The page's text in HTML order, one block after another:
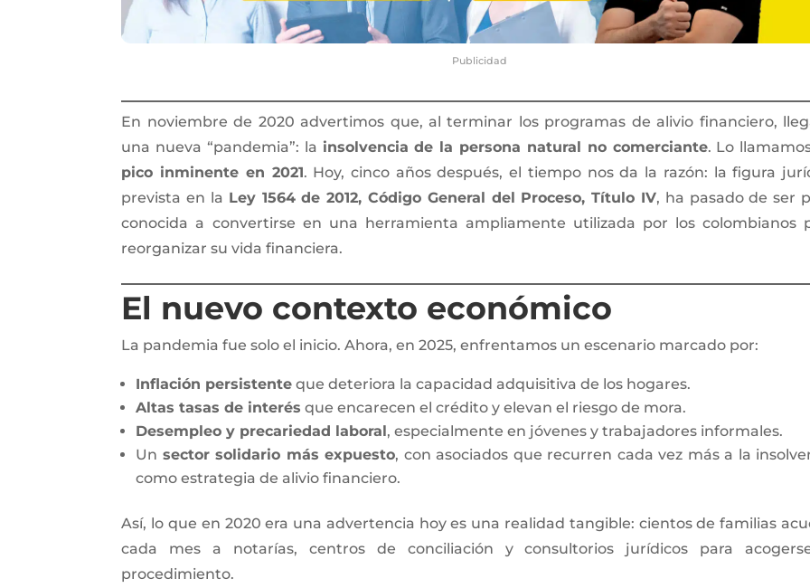
Publicidad
En noviembre de 2020 advertimos que, al terminar los programas de alivio financiero,
una nueva “pandemia”: la insolvencia de la persona natural no comerciante. Lo
pico inminente en 2021. Hoy, cinco años después, el tiempo nos da la razón: la figura
prevista en la Ley 1564 de 2012, Código General del Proceso, Título IV, ha pasado de ser
conocida a convertirse en una herramienta ampliamente utilizada por los colombianos
reorganizar su vida financiera.
El nuevo contexto económico
La pandemia fue solo el inicio. Ahora, en 2025, enfrentamos un escenario marcado por:
Inflación persistente que deteriora la capacidad adquisitiva de los hogares.
Altas tasas de interés que encarecen el crédito y elevan el riesgo de mora.
Desempleo y precariedad laboral, especialmente en jóvenes y trabajadores informales.
Un sector solidario más expuesto, con asociados que recurren cada vez más a la
como estrategia de alivio financiero.
Así, lo que en 2020 era una advertencia hoy es una realidad tangible: cientos de familias
cada mes a notarías, centros de conciliación y consultorios jurídicos para
procedimiento.